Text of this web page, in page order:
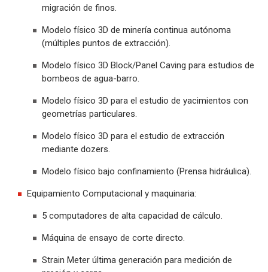
migración de finos.
Modelo físico 3D de minería continua autónoma
(múltiples puntos de extracción).
Modelo físico 3D Block/Panel Caving para estudios de
bombeos de agua-barro.
Modelo físico 3D para el estudio de yacimientos con
geometrías particulares.
Modelo físico 3D para el estudio de extracción
mediante dozers.
Modelo físico bajo confinamiento (Prensa hidráulica).
Equipamiento Computacional y maquinaria:
5 computadores de alta capacidad de cálculo.
Máquina de ensayo de corte directo.
Strain Meter última generación para medición de